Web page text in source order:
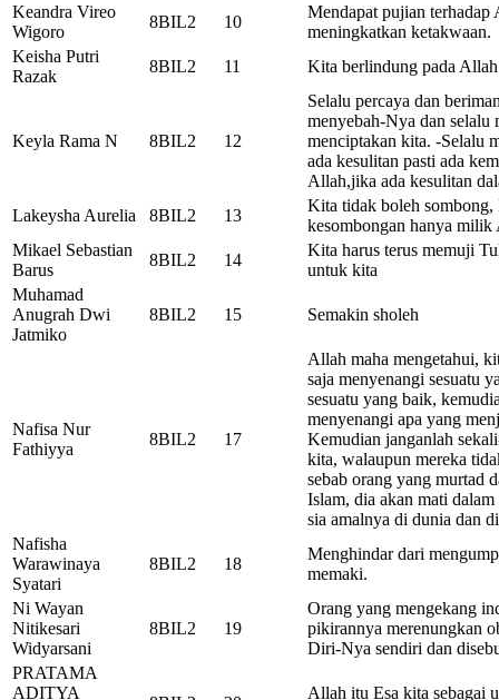
Keandra Vireo
Wigoro
8BIL2 10
Mendapat pujian terhadap
meningkatkan ketakwaan.
Keisha Putri
Razak
8BIL2 11 Kita berlindung pada
Keyla Rama N 8BIL2 12
Selalu percaya dan
menyebah-Nya dan selalu
menciptakan kita. -Selalu
ada kesulitan pasti ada
Allah,jika ada kesulitan
Lakeysha Aurelia
8BIL2 13
Kita tidak boleh sombong,
kesombongan hanya milik
Mikael Sebastian
Barus
8BIL2 14
Kita harus terus memuji
untuk kita
Muhamad
Anugrah Dwi
Jatmiko
8BIL2 15 Semakin sholeh
Nafisa Nur
Fathiyya
8BIL2 17
Allah maha mengetahui,
saja menyenangi sesuatu
sesuatu yang baik,
menyenangi apa yang
Kemudian janganlah
kita, walaupun mereka
sebab orang yang murtad
Islam, dia akan mati
sia amalnya di dunia dan
Nafisha
Warawinaya
Syatari
8BIL2 18
Menghindar dari
memaki.
Ni Wayan
Nitikesari
Widyarsani
8BIL2 19
Orang yang mengekang
pikirannya merenungkan
Diri-Nya sendiri dan
PRATAMA
ADITYA
Allah itu Esa kita sebagai